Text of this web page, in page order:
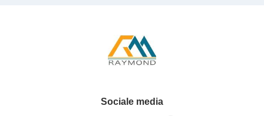
Sociale media